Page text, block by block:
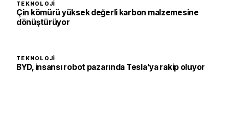
TEKNOLOJI
Çin kömürü yüksek değerli karbon malzemesine
dönüştürüyor
TEKNOLOJI
BYD, insansı robot pazarında Tesla’ya rakip oluyor